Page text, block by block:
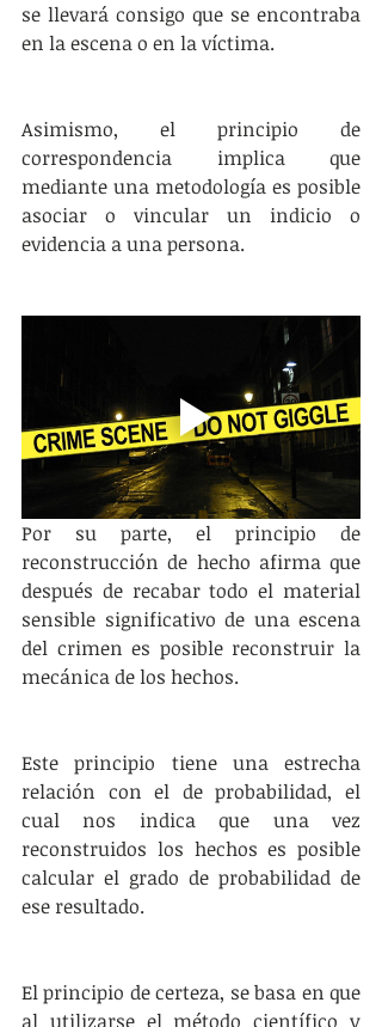
se llevará consigo que se encontraba
en la escena o en la víctima.
Asimismo, el principio de
correspondencia implica que
mediante una metodología es posible
asociar o vincular un indicio o
evidencia a una persona.
Por su parte, el principio de
reconstrucción de hecho afirma que
después de recabar todo el material
sensible significativo de una escena
del crimen es posible reconstruir la
mecánica de los hechos.
Este principio tiene una estrecha
relación con el de probabilidad, el
cual nos indica que una vez
reconstruidos los hechos es posible
calcular el grado de probabilidad de
ese resultado.
El principio de certeza, se basa en que
al utilizarse el método científico y